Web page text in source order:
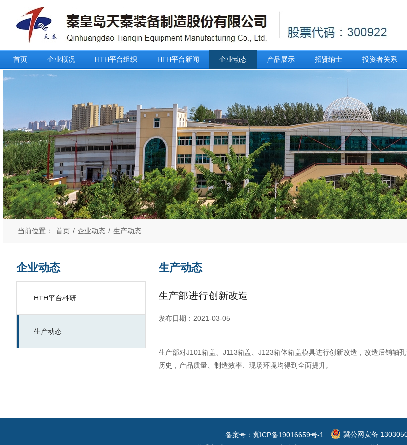
首页 企业概况 HTH平台组织 HTH平台新闻 企业动态 产品展示 招贤纳士 投资者关系
当前位置： 首页 / 企业动态 / 生产动态
企业动态
HTH平台科研
生产动态
生产动态
生产部进行创新改造
发布日期：2021-03-05
生产部对J101箱盖、J113箱盖、J123箱体箱盖模具进行创新改造，改造后销轴
历史，产品质量、制造效率、现场环境均得到全面提升。
备案号：冀ICP备19016659号-1
冀公网安备